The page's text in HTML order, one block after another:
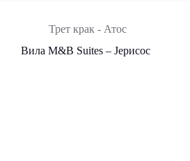
Трет крак - Атос
Вила M&B Suites – Јерисос